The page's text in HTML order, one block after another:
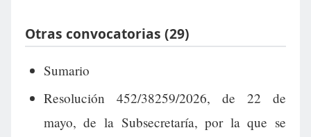
Otras convocatorias (29)
Sumario
Resolución 452/38259/2026, de 22 de
mayo, de la Subsecretaría, por la que se